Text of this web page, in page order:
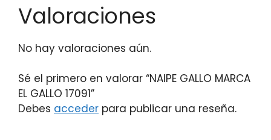
Valoraciones
No hay valoraciones aún.
Sé el primero en valorar “NAIPE GALLO MARCA
EL GALLO 17091”
Debes acceder para publicar una reseña.